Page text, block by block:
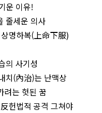
운 이유!
줄세운 의사
명하복(上命下服)
의 사기성
치(內治)는 난맥상
려는 헛된 꿈
헌법적 공격 그쳐야